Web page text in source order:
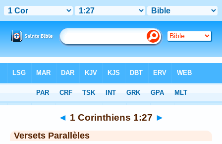
> Chapitre 1 > Verset 27
◄ 1 Corinthiens 1:27 ►
Versets Parallèles